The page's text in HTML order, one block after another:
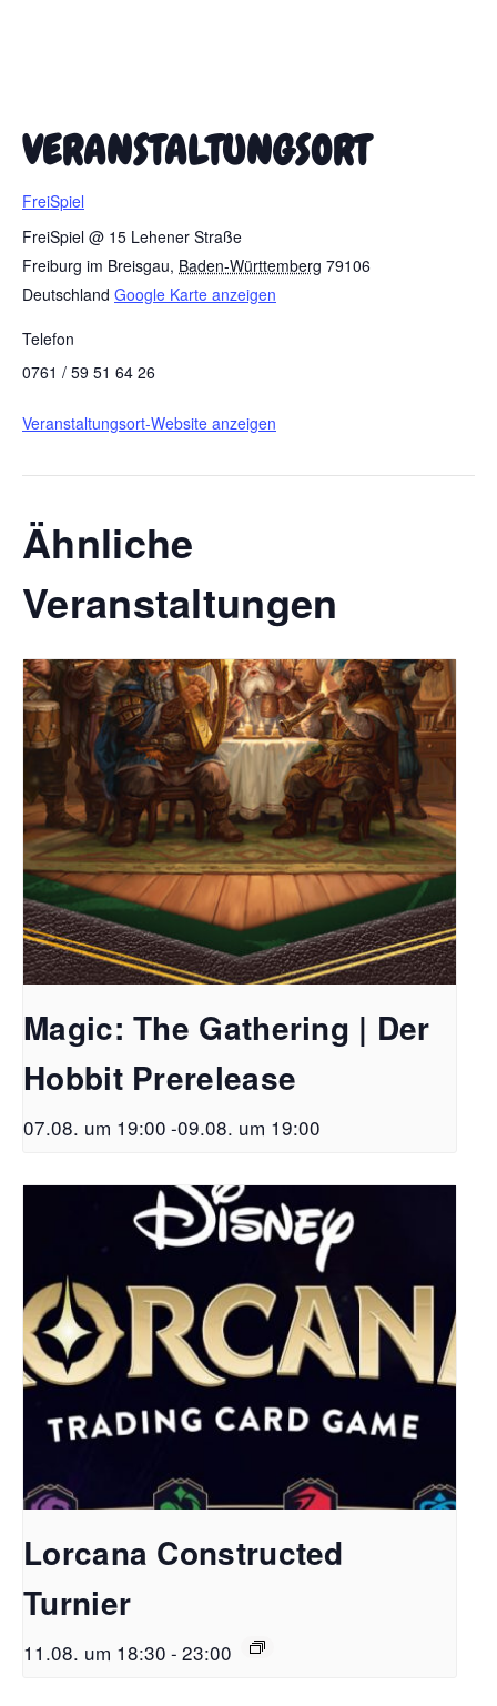
VERANSTALTUNGSORT
FreiSpiel
FreiSpiel @ 15 Lehener Straße
Freiburg im Breisgau, Baden-Württemberg 79106
Deutschland Google Karte anzeigen
Telefon
0761 / 59 51 64 26
Veranstaltungsort-Website anzeigen
Ähnliche
Veranstaltungen
Magic: The Gathering | Der
Hobbit Prerelease
07.08. um 19:00 -09.08. um 19:00
Lorcana Constructed
Turnier
11.08. um 18:30 - 23:00